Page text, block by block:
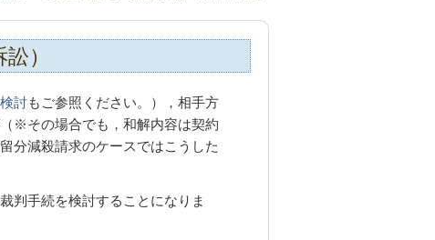
）
討もご参照ください。），相手方
※その場合でも，和解内容は契約
分減殺請求のケースではこうした
判手続を検討することになりま